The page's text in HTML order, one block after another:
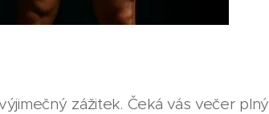
zážitek. Čeká vás večer plný